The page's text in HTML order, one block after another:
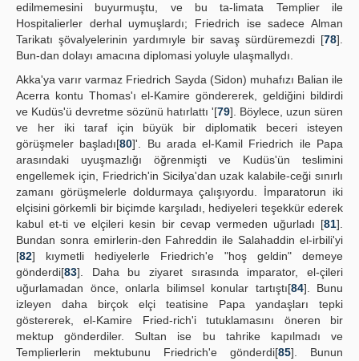
edilmemesini buyurmuştu, ve bu ta-limata Templier ile
Hospitalierler derhal uymuşlardı; Friedrich ise sadece Alman
Tarikatı şövalyelerinin yardımıyle bir savaş sürdüremezdi [78].
Bun-dan dolayı amacına diplomasi yoluyle ulaşmallydı.
Akka'ya varır varmaz Friedrich Sayda (Sidon) muhafızı Balian ile
Acerra kontu Thomas'ı el-Kamire göndererek, geldiğini bildirdi
ve Kudüs'ü devretme sözünü hatırlattı '[79]. Böylece, uzun süren
ve her iki taraf için büyük bir diplomatik beceri isteyen
görüşmeler başladı[80]'. Bu arada el-Kamil Friedrich ile Papa
arasındaki uyuşmazlığı öğrenmişti ve Kudüs'ün teslimini
engellemek için, Friedrich'in Sicilya'dan uzak kalabile-ceği sınırlı
zamanı görüşmelerle doldurmaya çalışıyordu. İmparatorun iki
elçisini görkemli bir biçimde karşıladı, hediyeleri teşekkür ederek
kabul et-ti ve elçileri kesin bir cevap vermeden uğurladı [81].
Bundan sonra emirlerin-den Fahreddin ile Salahaddin el-irbili'yi
[82] kıymetli hediyelerle Friedrich'e "hoş geldin" demeye
gönderdi[83]. Daha bu ziyaret sırasında imparator, el-çileri
uğurlamadan önce, onlarla bilimsel konular tartıştı[84]. Bunu
izleyen daha birçok elçi teatisine Papa yandaşları tepki
göstererek, el-Kamire Fried-rich'i tutuklamasını öneren bir
mektup gönderdiler. Sultan ise bu tahrike kapılmadı ve
Templierlerin mektubunu Friedrich'e gönderdi[85]. Bunun